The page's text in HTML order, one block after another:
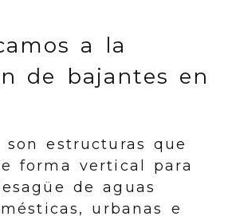
a la
de bajantes en
son estructuras que
forma vertical para
de aguas
urbanas e